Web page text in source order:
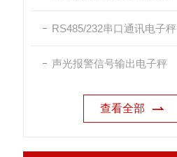
RS485/232串口通讯电子秤
声光报警信号输出电子秤
查看全部